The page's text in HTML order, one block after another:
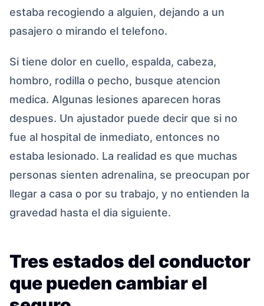
estaba recogiendo a alguien, dejando a un
pasajero o mirando el telefono.
Si tiene dolor en cuello, espalda, cabeza,
hombro, rodilla o pecho, busque atencion
medica. Algunas lesiones aparecen horas
despues. Un ajustador puede decir que si no
fue al hospital de inmediato, entonces no
estaba lesionado. La realidad es que muchas
personas sienten adrenalina, se preocupan por
llegar a casa o por su trabajo, y no entienden la
gravedad hasta el dia siguiente.
Tres estados del conductor
que pueden cambiar el